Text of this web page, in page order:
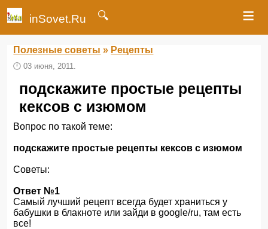
inSovet.Ru 🔍 ≡
Полезные советы » Рецепты
🕛03 июня, 2011.
подскажите простые рецепты
кексов с изюмом
Вопрос по такой теме:
подскажите простые рецепты кексов с изюмом
Советы:
Ответ №1
Самый лучший рецепт всегда будет храниться у
бабушки в блакноте или зайди в google/ru, там есть
все!